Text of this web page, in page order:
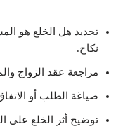
تحديد هل الخلع هو
نكاح.
مراجعة عقد الزواج
صياغة الطلب أو
توضيح أثر الخلع على